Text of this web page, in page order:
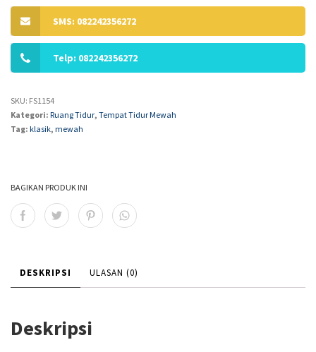
SMS: 082242356272
Telp: 082242356272
SKU: FS1154
Kategori: Ruang Tidur, Tempat Tidur Mewah
Tag: klasik, mewah
BAGIKAN PRODUK INI
DESKRIPSI ULASAN (0)
Deskripsi